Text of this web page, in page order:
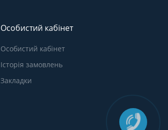
Особистий кабінет
Особистий кабінет
Історія замовлень
Закладки